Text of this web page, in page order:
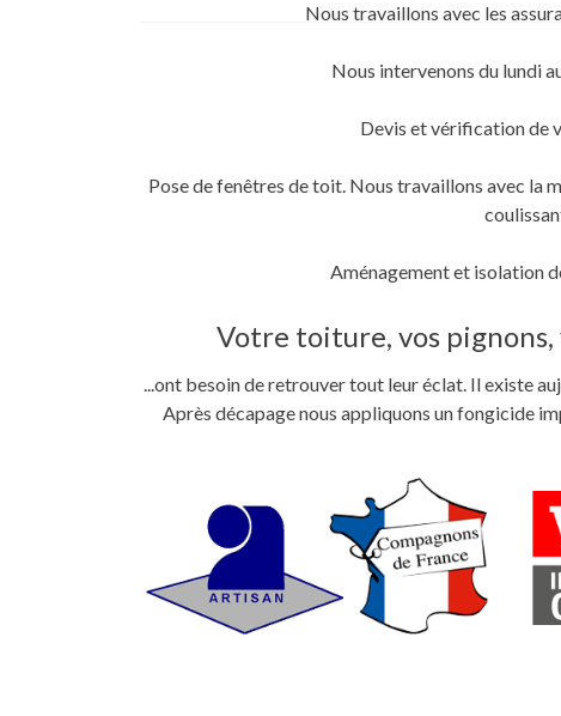
fenêtre)Nous travaillons avec les
Nous intervenons du lundi
Devis et vérification de
Pose de fenêtres de toit. Nous travaillons avec la
Aménagement et isolation
Votre toiture, vos pignons,
...ont besoin de retrouver tout leur éclat. Il existe
Après décapage nous appliquons un fongicide